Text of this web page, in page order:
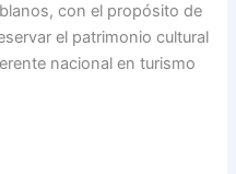
con el propósito de
el patrimonio cultural
nacional en turismo